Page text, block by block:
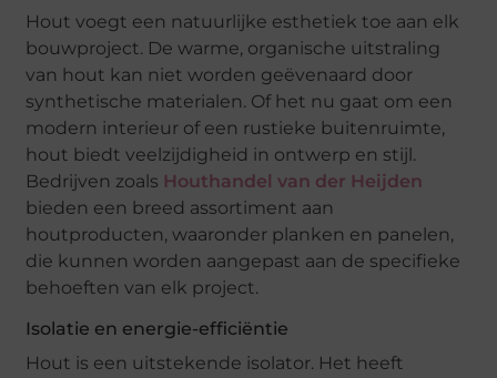
Hout voegt een natuurlijke esthetiek toe aan elk
bouwproject. De warme, organische uitstraling
van hout kan niet worden geëvenaard door
synthetische materialen. Of het nu gaat om een
modern interieur of een rustieke buitenruimte,
hout biedt veelzijdigheid in ontwerp en stijl.
Bedrijven zoals Houthandel van der Heijden
bieden een breed assortiment aan
houtproducten, waaronder planken en panelen,
die kunnen worden aangepast aan de specifieke
behoeften van elk project.
Isolatie en energie-efficiëntie
Hout is een uitstekende isolator. Het heeft